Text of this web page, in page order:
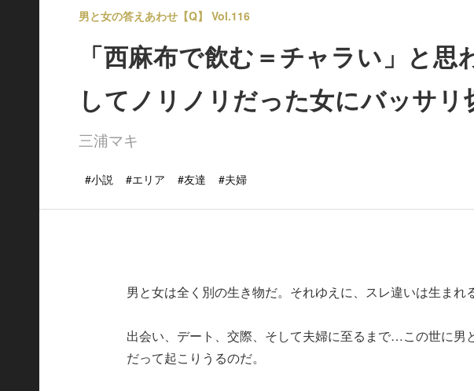
男と女の答えあわせ【Q】 Vol.116
「西麻布で飲む＝チャラい」と
してノリノリだった女にバッサリ
三浦マキ
#小説 #エリア #友達 #夫婦
男と女は全く別の生き物だ。それゆえに、スレ違いは生まれ
出会い、デート、交際、そして夫婦に至るまで…この世に男
だって起こりうるのだ。